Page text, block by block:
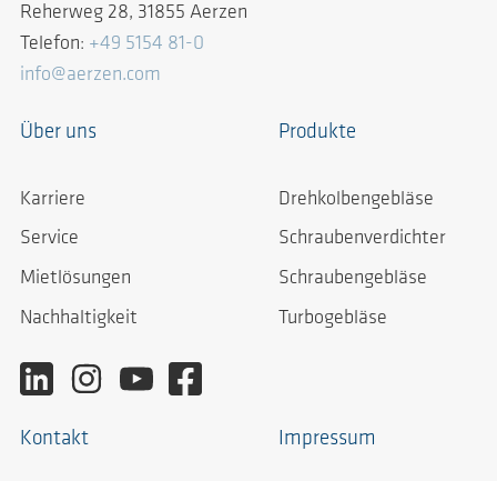
Reherweg 28, 31855 Aerzen
Telefon: +49 5154 81-0
info@aerzen.com
Über uns
Karriere
Service
Mietlösungen
Nachhaltigkeit
Produkte
Drehkolbengebläse
Schraubenverdichter
Schraubengebläse
Turbogebläse
Kontakt Impressum